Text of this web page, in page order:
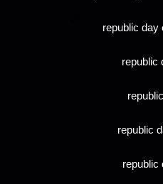
republic day
republic
republic
republic